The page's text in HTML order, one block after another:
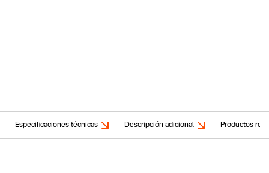
Especificaciones técnicas Descripción adicional Productos